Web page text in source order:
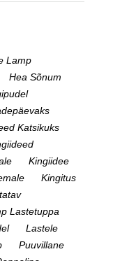
Lamp
Hea Sõnum
Katsikuks
Kingiidee
Kingitus
Lastetuppa
Lastele
Puuvillane